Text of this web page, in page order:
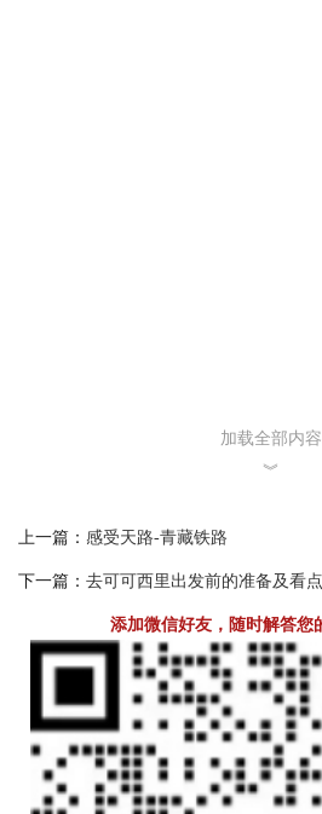
加载全部内容
︾
上一篇： 感受天路-青藏铁路
下一篇： 去可可西里出发前的准备及看
添加微信好友，随时解答您